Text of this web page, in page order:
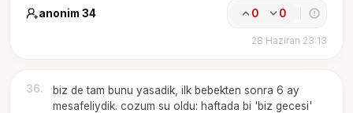
anonim 34 0 0
28 Haziran 23:13
36.
biz de tam bunu yasadik, ilk bebekten sonra 6 ay
mesafeliydik. cozum su oldu: haftada bi 'biz gecesi'